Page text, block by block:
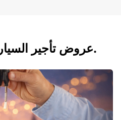
عروض تأجير السيارات والحافلات اليوم.